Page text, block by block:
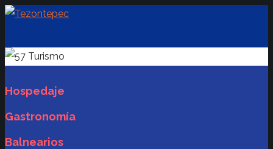
Turismo
Hospedaje
Gastronomía
Balnearios